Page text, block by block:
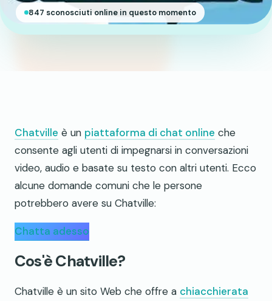
847 sconosciuti online in questo momento
Chatville è un piattaforma di chat online che
consente agli utenti di impegnarsi in conversazioni
video, audio e basate su testo con altri utenti. Ecco
alcune domande comuni che le persone
potrebbero avere su Chatville:
Chatta adesso
Cos'è Chatville?
Chatville è un sito Web che offre a chiacchierata